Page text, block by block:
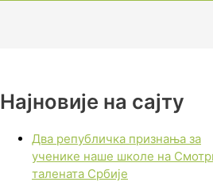
Најновије на сајту
Два републичка признања за
ученике наше школе на
талената Србије